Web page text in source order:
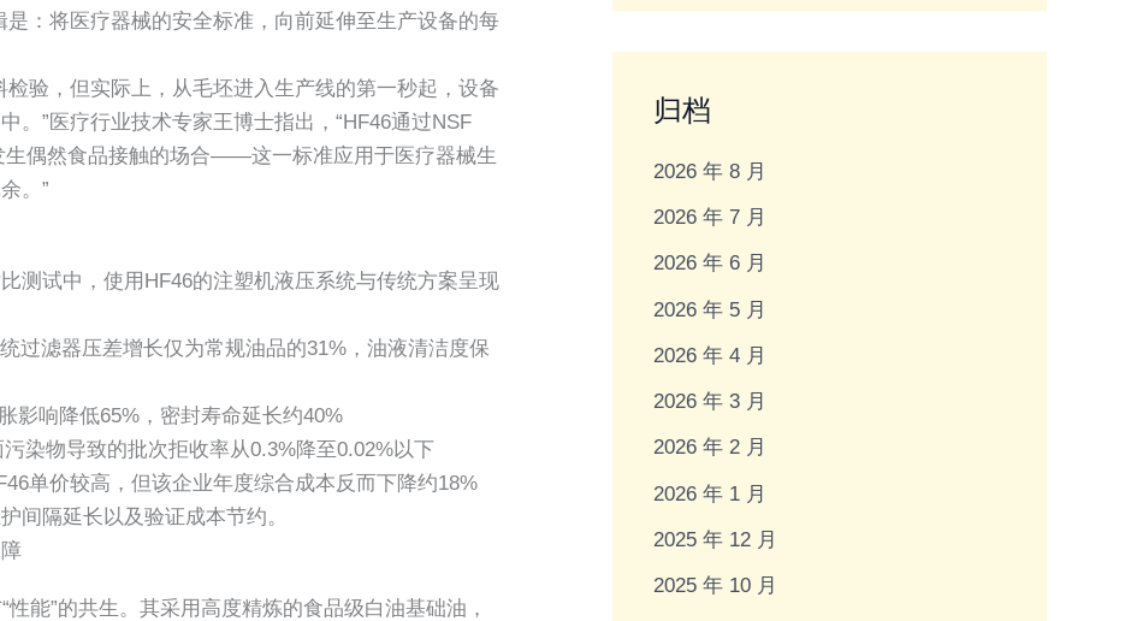
：将医疗器械的安全标准，向前延伸至生产设备的每
验，但实际上，从毛坯进入生产线的第一秒起，设备
。”医疗行业技术专家王博士指出，“HF46通过NSF
生偶然食品接触的场合——这一标准应用于医疗器械生
。”
测试中，使用HF46的注塑机液压系统与传统方案呈现
过滤器压差增长仅为常规油品的31%，油液清洁度保
影响降低65%，密封寿命延长约40%
染物导致的批次拒收率从0.3%降至0.02%以下
单价较高，但该企业年度综合成本反而下降约18%
隔延长以及验证成本节约。
性能”的共生。其采用高度精炼的食品级白油基础油，
归档
2026 年 8 月
2026 年 7 月
2026 年 6 月
2026 年 5 月
2026 年 4 月
2026 年 3 月
2026 年 2 月
2026 年 1 月
2025 年 12 月
2025 年 10 月